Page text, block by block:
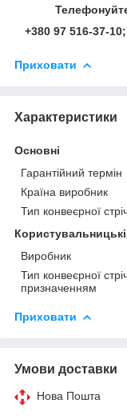
+380 97 516-37-
Приховати
Характеристики
Основні
Гарантійний термін
Країна виробник
Тип конвеєрної
Виробник
Тип конвеєрної
призначенням
Приховати
Умови доставки
Нова Пошта